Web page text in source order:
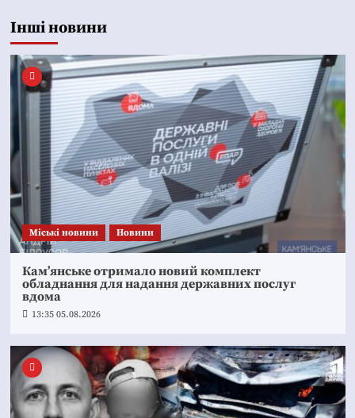
Інші новини
Mіські новини Новини
Кам’янське отримало новий комплект
обладнання для надання державних послуг
вдома
13:35 05.08.2026